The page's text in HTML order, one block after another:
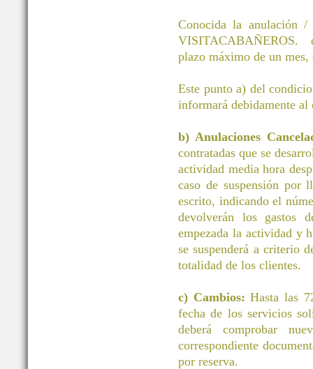
Conocida la anulación
VISITACABAÑEROS.
plazo máximo de un
Este punto a) del
informará debidamente
b) Anulaciones
contratadas que se
actividad media hora
caso de suspensión
escrito, indicando el
devolverán los gastos
empezada la actividad y
se suspenderá a criterio
totalidad de los clientes.
c) Cambios: Hasta las
fecha de los servicios
deberá comprobar
correspondiente
por reserva.